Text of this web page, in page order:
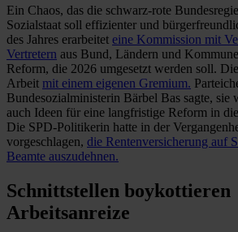
Ein Chaos, das die schwarz-rote
Sozialstaat soll effizienter und
des Jahres erarbeitet eine Kommission mit
Vertretern aus Bund, Ländern und
Reform, die 2026 umgesetzt werden soll.
Arbeit mit einem eigenen Gremium.
Bundesozialministerin Bärbel Bas sagte, sie
auch Ideen für eine langfristige Reform in
Die SPD-Politikerin hatte in der
vorgeschlagen, die Rentenversicherung auf
Beamte auszudehnen.
Schnittstellen boykottieren
Arbeitsanreize